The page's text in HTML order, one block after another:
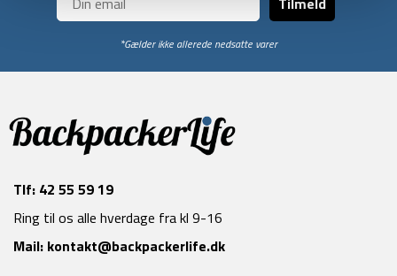
*Gælder ikke allerede nedsatte varer
Tlf: 42 55 59 19
Ring til os alle hverdage fra kl 9-16
Mail: kontakt@backpackerlife.dk